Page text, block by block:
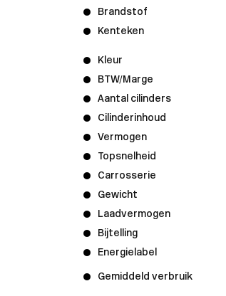
Brandstof
Kenteken
Kleur
BTW/Marge
Aantal cilinders
Cilinderinhoud
Vermogen
Topsnelheid
Carrosserie
Gewicht
Laadvermogen
Bijtelling
Energielabel
Gemiddeld verbruik